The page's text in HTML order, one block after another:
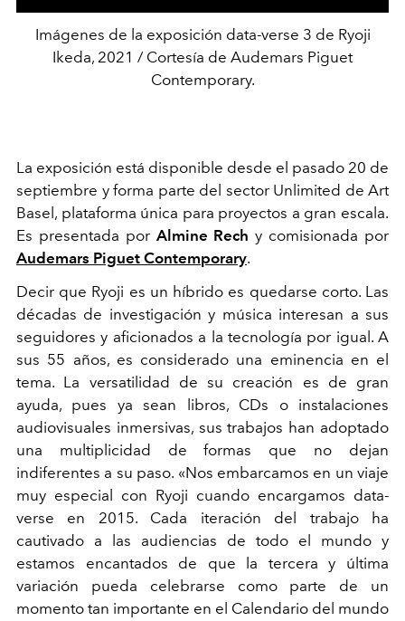
Imágenes de la exposición data-verse 3 de Ryoji
Ikeda, 2021 / Cortesía de Audemars Piguet
Contemporary.
La exposición está disponible desde el pasado 20 de
septiembre y forma parte del sector Unlimited de Art
Basel, plataforma única para proyectos a gran escala.
Es presentada por Almine Rech y comisionada por
Audemars Piguet Contemporary.
Decir que Ryoji es un híbrido es quedarse corto. Las
décadas de investigación y música interesan a sus
seguidores y aficionados a la tecnología por igual. A
sus 55 años, es considerado una eminencia en el
tema. La versatilidad de su creación es de gran
ayuda, pues ya sean libros, CDs o instalaciones
audiovisuales inmersivas, sus trabajos han adoptado
una multiplicidad de formas que no dejan
indiferentes a su paso. «Nos embarcamos en un viaje
muy especial con Ryoji cuando encargamos data-
verse en 2015. Cada iteración del trabajo ha
cautivado a las audiencias de todo el mundo y
estamos encantados de que la tercera y última
variación pueda celebrarse como parte de un
momento tan importante en el Calendario del mundo